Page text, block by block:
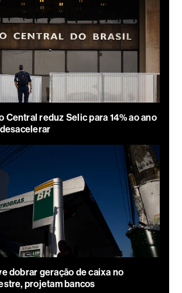
Central reduz Selic para 14% ao ano
dobrar geração de caixa no
projetam bancos